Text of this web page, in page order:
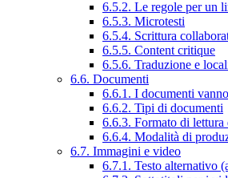
6.5.2. Le regole per un
6.5.3. Microtesti
6.5.4. Scrittura
6.5.5. Content critique
6.5.6. Traduzione e
6.6. Documenti
6.6.1. I documenti
6.6.2. Tipi di documenti
6.6.3. Formato di
6.6.4. Modalità di
6.7. Immagini e video
6.7.1. Testo alternativo